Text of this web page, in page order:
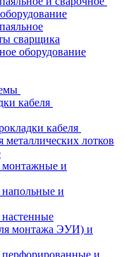
сварщика
оборудование
кабеля
кабеля
металлических лотков
монтажные и
и
монтажа ЭУИ) и
и